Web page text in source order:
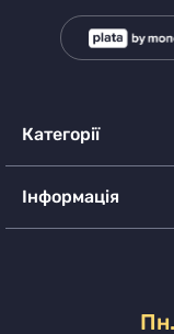
Категорії
Інформація